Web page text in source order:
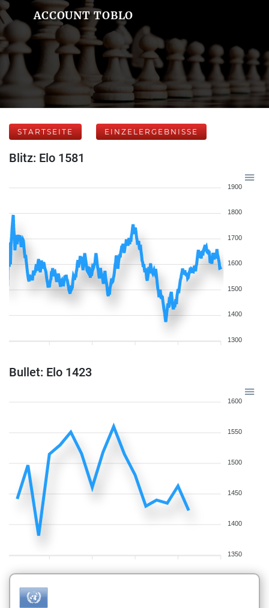
ACCOUNT TOBLO
STARTSEITE EINZELERGEBNISSE
Blitz: Elo 1581
1900
1800
1700
1600
1500
1400
1300
Bullet: Elo 1423
1600
1550
1500
1450
1400
1350